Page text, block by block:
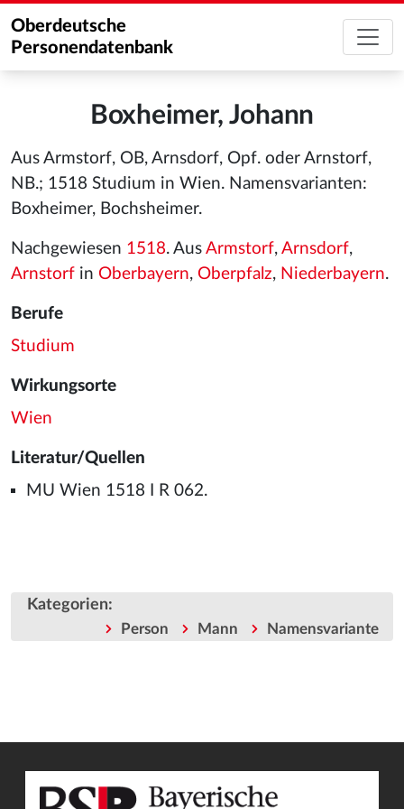
Oberdeutsche
Personendatenbank
Boxheimer, Johann
Aus Armstorf, OB, Arnsdorf, Opf. oder Arnstorf,
NB.; 1518 Studium in Wien. Namensvarianten:
Boxheimer, Bochsheimer.
Nachgewiesen 1518. Aus Armstorf, Arnsdorf,
Arnstorf in Oberbayern, Oberpfalz, Niederbayern.
Berufe
Studium
Wirkungsorte
Wien
Literatur/Quellen
MU Wien 1518 I R 062.
Kategorien:
Person Mann Namensvariante